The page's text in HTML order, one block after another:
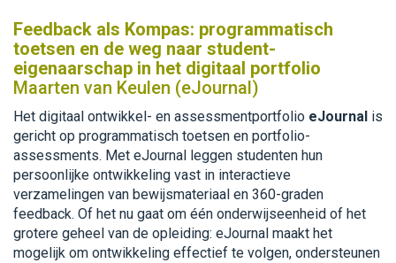
Feedback als Kompas: programmatisch
toetsen en de weg naar student-
eigenaarschap in het digitaal portfolio
Maarten van Keulen (eJournal)
Het digitaal ontwikkel- en assessmentportfolio eJournal is
gericht op programmatisch toetsen en portfolio-
assessments. Met eJournal leggen studenten hun
persoonlijke ontwikkeling vast in interactieve
verzamelingen van bewijsmateriaal en 360-graden
feedback. Of het nu gaat om één onderwijseenheid of het
grotere geheel van de opleiding: eJournal maakt het
mogelijk om ontwikkeling effectief te volgen, ondersteunen